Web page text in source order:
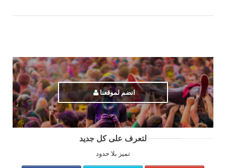
انضم لموقعنا
لتعرف على كل جديد
تميز بلا حدود